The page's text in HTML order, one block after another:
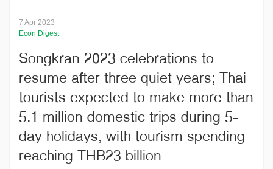
7 Apr 2023
Econ Digest
Songkran 2023 celebrations to
resume after three quiet years; Thai
tourists expected to make more than
5.1 million domestic trips during 5-
day holidays, with tourism spending
reaching THB23 billion